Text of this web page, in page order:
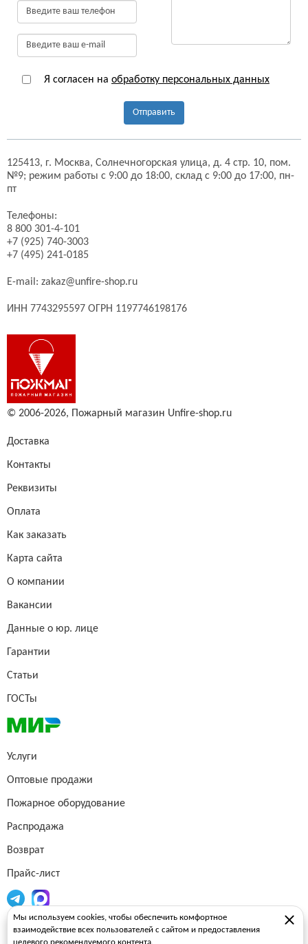
Я согласен на обработку персональных данных
Отправить
125413, г. Москва, Солнечногорская улица, д. 4 стр. 10, пом.
№9; режим работы с 9:00 до 18:00, склад с 9:00 до 17:00, пн-
пт
Телефоны:
8 800 301-4-101
+7 (925) 740-3003
+7 (495) 241-0185
E-mail: zakaz@unfire-shop.ru
ИНН 7743295597 ОГРН 1197746198176
© 2006-2026, Пожарный магазин Unfire-shop.ru
Доставка
Контакты
Реквизиты
Оплата
Как заказать
Карта сайта
О компании
Вакансии
Данные о юр. лице
Гарантии
Статьи
ГОСТы
Услуги
Оптовые продажи
Пожарное оборудование
Распродажа
Возврат
Прайс-лист
Огнетушители
Мы используем cookies, чтобы обеспечить комфортное
взаимодействие всех пользователей с сайтом и предоставления